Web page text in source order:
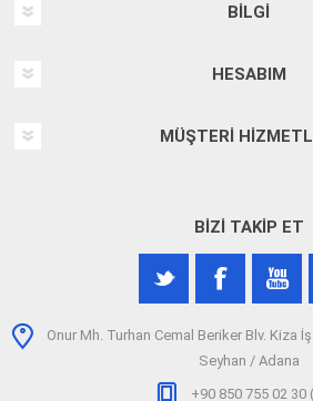
BILGI
HESABIM
MÜŞTERI
BIZI TAKIP ET
Onur Mh. Turhan Cemal Beriker Blv. Kiza
Seyhan / Adana
+90 850 755 02 30